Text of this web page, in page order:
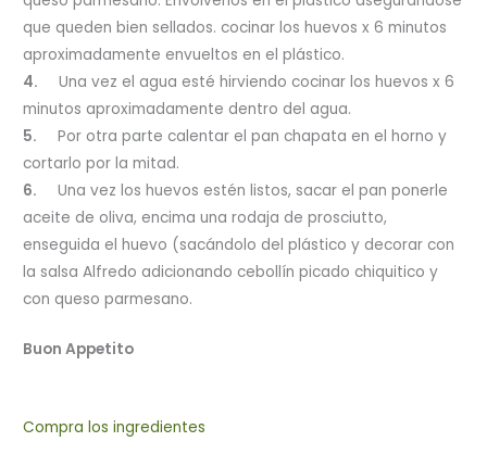
que queden bien sellados. cocinar los huevos x 6 minutos
aproximadamente envueltos en el plástico.
4.
Una vez el agua esté hirviendo cocinar los huevos x 6
minutos aproximadamente dentro del agua.
5.
Por otra parte calentar el pan chapata en el horno y
cortarlo por la mitad.
6.
Una vez los huevos estén listos, sacar el pan ponerle
aceite de oliva, encima una rodaja de prosciutto,
enseguida el huevo (sacándolo del plástico y decorar con
la salsa Alfredo adicionando cebollín picado chiquitico y
con queso parmesano.
Buon Appetito
Compra los ingredientes